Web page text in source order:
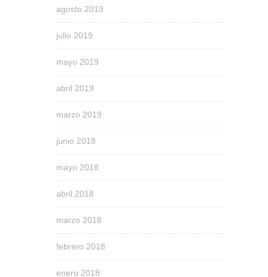
agosto 2019
julio 2019
mayo 2019
abril 2019
marzo 2019
junio 2018
mayo 2018
abril 2018
marzo 2018
febrero 2018
enero 2018